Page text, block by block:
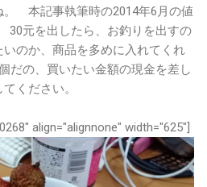
。 本記事執筆時の2014年6月の値
30元を出したら、お釣りを出すの
のか、商品を多めに入れてくれ
だの、買いたい金額の現金を差し
ください。
align="alignnone" width="625"]